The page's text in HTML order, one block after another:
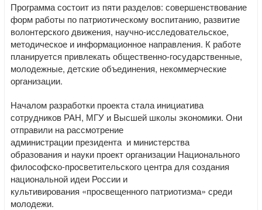
Программа состоит из пяти разделов: совершенствование
форм работы по патриотическому воспитанию, развитие
волонтерского движения, научно-исследовательское,
методическое и информационное направления. К работе
планируется привлекать общественно-государственные,
молодежные, детские объединения, некоммерческие
организации.
Началом разработки проекта стала инициатива
сотрудников РАН, МГУ и Высшей школы экономики. Они
отправили на рассмотрение
администрации президента и министерства
образования и науки проект организации Национального
философско-просветительского центра для создания
национальной идеи России и
культивирования «просвещенного патриотизма» среди
молодежи.